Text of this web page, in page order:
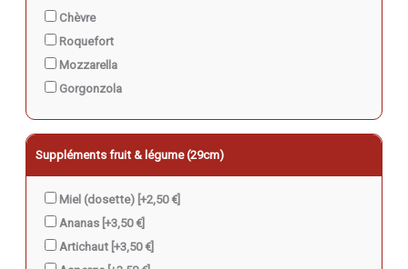
Chèvre
Roquefort
Mozzarella
Gorgonzola
Suppléments fruit & légume (29cm)
Miel (dosette) [+2,50 €]
Ananas [+3,50 €]
Artichaut [+3,50 €]